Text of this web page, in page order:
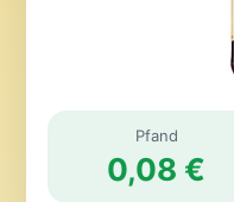
Pfand
0,08 €